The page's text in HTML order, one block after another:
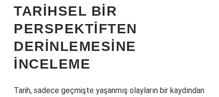
TARIHSEL BIR
PERSPEKTIFTEN
DERINLEMESINE
İNCELEME
Tarih, sadece geçmişte yaşanmış olayların bir kaydından